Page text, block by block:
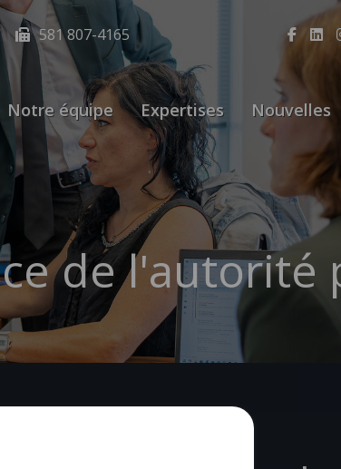
581 807-4165
Notre équipe Expertises Nouvelles
de l'autorité